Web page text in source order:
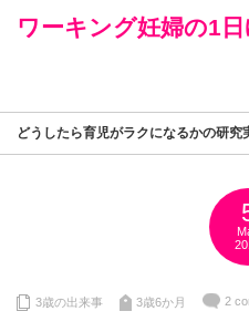
ワーキング妊婦の1
どうしたら育児がラクになるかの研究
3歳の出来事 3歳6か月 2